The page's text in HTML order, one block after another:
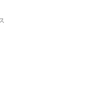
＿＿＿＿＿＿＿
-リリカゼタケル